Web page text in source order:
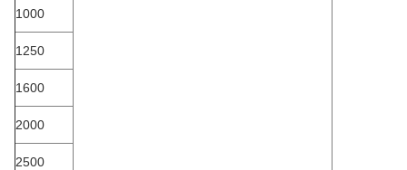
1000
1250
1600
2000
2500